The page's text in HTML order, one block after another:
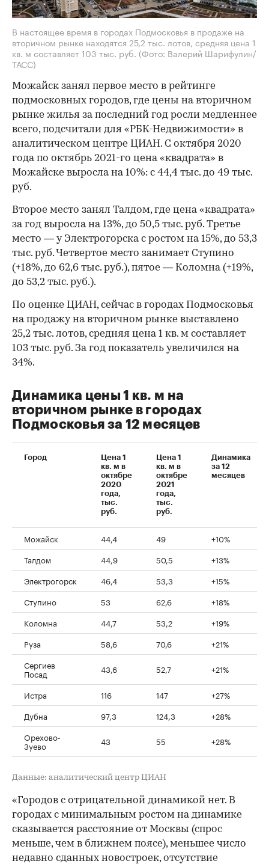
В настоящее время в городах Подмосковья в продаже на
вторичном рынке находятся 25,2 тыс. лотов, средняя цена 1
кв. м составляет 103 тыс. руб. (Фото: Валерий Шарифулин/
ТАСС)
Можайск занял первое место в рейтинге
подмосковных городов, где цены на вторичном
рынке жилья за последний год росли медленнее
всего, подсчитали для «РБК-Недвижимости» в
аналитическом центре ЦИАН. С октября 2020
года по октябрь 2021-го цена «квадрата» в
Можайске выросла на 10%: с 44,4 тыс. до 49 тыс.
руб.
Второе место занял Талдом, где цена «квадрата»
за год выросла на 13%, до 50,5 тыс. руб. Третье
место — у Электрогорска с ростом на 15%, до 53,3
тыс. руб. Четвертое место занимает Ступино
(+18%, до 62,6 тыс. руб.), пятое — Коломна (+19%,
до 53,2 тыс. руб.).
По оценке ЦИАН, сейчас в городах Подмосковья
на продажу на вторичном рынке выставлено
25,2 тыс. лотов, средняя цена 1 кв. м составляет
103 тыс. руб. За год показатель увеличился на
34%.
00:00
Динамика цены 1 кв. м на
вторичном рынке в городах
Подмосковья за 12 месяцев
Город
Цена 1
кв. м в
октябре
2020
года,
тыс.
руб.
Цена 1
кв. м в
октябре
2021
года,
тыс.
руб.
Динамика
за 12
месяцев
Можайск 44,4 49
+10%
Талдом
44,9 50,5
+13%
Электрогорск
46,4 53,3
+15%
Ступино
53 62,6
+18%
Коломна
44,7 53,2
+19%
Руза
58,6 70,6
+21%
Сергиев
Посад 43,6 52,7 +21%
Истра 116 147
+27%
Дубна
97,3 124,3
+28%
Орехово-
Зуево 43 55 +28%
Данные: аналитический центр ЦИАН
«Городов с отрицательной динамикой нет. В
городах с минимальным ростом на динамике
сказывается расстояние от Москвы (спрос
меньше, чем в ближнем поясе), меньшее число
недавно сданных новостроек, отсутствие